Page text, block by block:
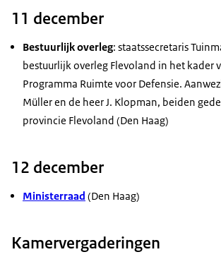
11 december
Bestuurlijk overleg: staatssecretaris
bestuurlijk overleg Flevoland in het kader
Programma Ruimte voor Defensie.
Müller en de heer J. Klopman, beiden
provincie Flevoland (Den Haag)
12 december
Ministerraad (Den Haag)
Kamervergaderingen